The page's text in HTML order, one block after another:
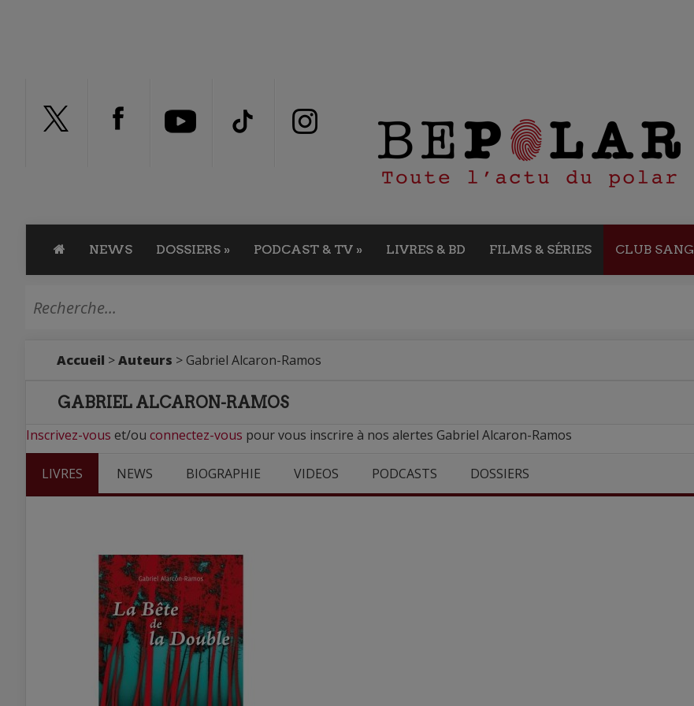
NEWS DOSSIERS » PODCAST & TV » LIVRES & BD FILMS & SÉRIES CLUB SANG
Accueil >Auteurs > Gabriel Alcaron-Ramos
GABRIEL ALCARON-RAMOS
Inscrivez-vous et/ou connectez-vous pour vous inscrire à nos alertes Gabriel Alcaron-Ramos
LIVRES NEWS BIOGRAPHIE VIDEOS PODCASTS DOSSIERS